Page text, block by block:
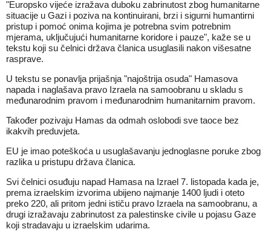
"Europsko vijeće izražava duboku zabrinutost zbog humanitarne
situacije u Gazi i poziva na kontinuirani, brzi i sigurni humantirni
pristup i pomoć onima kojima je potrebna svim potrebnim
mjerama, uključujući humanitarne koridore i pauze", kaže se u
tekstu koji su čelnici država članica usuglasili nakon višesatne
rasprave.
U tekstu se ponavlja prijašnja "najoštrija osuda" Hamasova
napada i naglašava pravo Izraela na samoobranu u skladu s
međunarodnim pravom i međunarodnim humanitarnim pravom.
Također pozivaju Hamas da odmah oslobodi sve taoce bez
ikakvih preduvjeta.
EU je imao poteškoća u usuglašavanju jednoglasne poruke zbog
razlika u pristupu država članica.
Svi čelnici osuđuju napad Hamasa na Izrael 7. listopada kada je,
prema izraelskim izvorima ubijeno najmanje 1400 ljudi i oteto
preko 220, ali pritom jedni ističu pravo Izraela na samoobranu, a
drugi izražavaju zabrinutost za palestinske civile u pojasu Gaze
koji stradavaju u izraelskim udarima.